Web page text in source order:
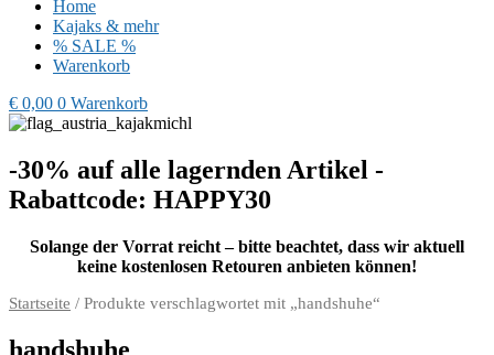
Home
Kajaks & mehr
% SALE %
Warenkorb
€ 0,00 0 Warenkorb
-30% auf alle lagernden Artikel -
Rabattcode: HAPPY30
Solange der Vorrat reicht – bitte beachtet, dass wir aktuell
keine kostenlosen Retouren anbieten können!
Startseite / Produkte verschlagwortet mit „handshuhe“
handshuhe